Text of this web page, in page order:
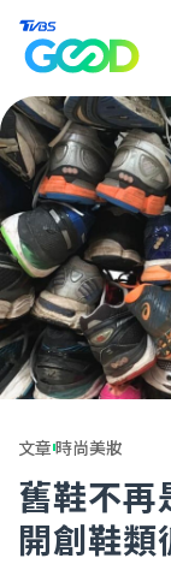
文章時尚美妝
舊鞋不再
開創鞋類